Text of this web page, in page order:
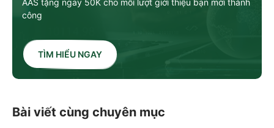
công
TÌM HIỂU NGAY
Bài viết cùng chuyên mục